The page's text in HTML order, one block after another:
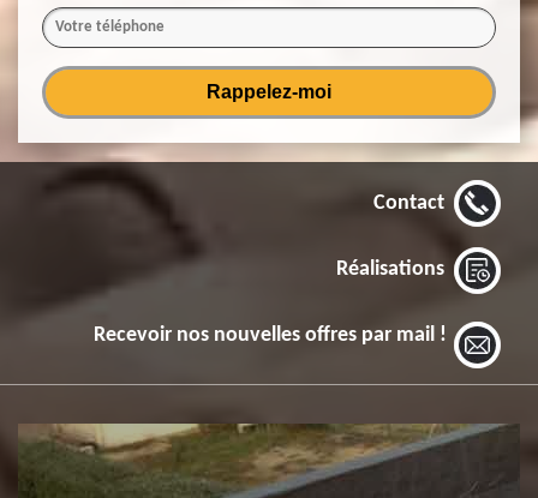
Contact
Réalisations
Recevoir nos nouvelles offres par mail !